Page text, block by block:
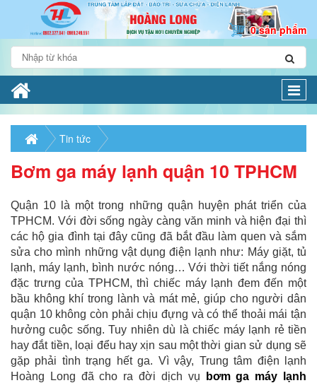
0 sản phẩm
Tin tức
Bơm ga máy lạnh quận 10 TPHCM
Quận 10 là một trong những quận huyện phát triển của
TPHCM. Với đời sống ngày càng văn minh và hiện đại thì
các hộ gia đình tại đây cũng đã bắt đầu làm quen và sắm
sửa cho mình những vật dụng điện lạnh như: Máy giặt, tủ
lạnh, máy lạnh, bình nước nóng… Với thời tiết nắng nóng
đặc trưng của TPHCM, thì chiếc máy lạnh đem đến một
bầu không khí trong lành và mát mẻ, giúp cho người dân
quận 10 không còn phải chịu đựng và có thể thoải mái tận
hưởng cuộc sống. Tuy nhiên dù là chiếc máy lạnh rẻ tiền
hay đắt tiền, loại đểu hay xịn sau một thời gian sử dụng sẽ
gặp phải tình trạng hết ga. Vì vậy, Trung tâm điện lạnh
Hoàng Long đã cho ra đời dịch vụ
bơm ga máy lạnh